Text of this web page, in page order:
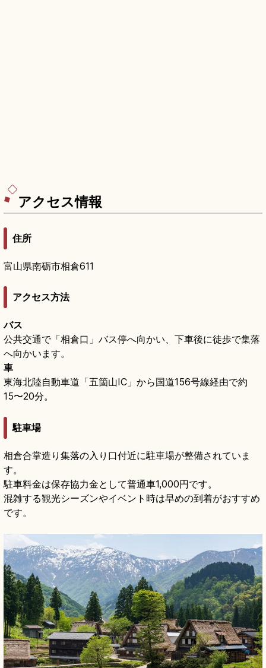
アクセス情報
住所
富山県南砺市相倉611
アクセス方法
バス
公共交通で「相倉口」バス停へ向かい、下車後に徒歩で集落
へ向かいます。
車
東海北陸自動車道「五箇山IC」から国道156号線経由で約
15〜20分。
駐車場
相倉合掌造り集落の入り口付近に駐車場が整備されていま
す。
駐車料金は保存協力金として普通車1,000円です。
混雑する観光シーズンやイベント時は早めの到着がおすすめ
です。